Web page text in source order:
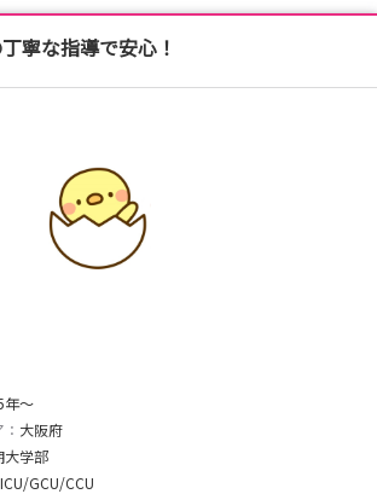
寧な指導で安心！
年〜
大阪府
大学部
GCU/CCU